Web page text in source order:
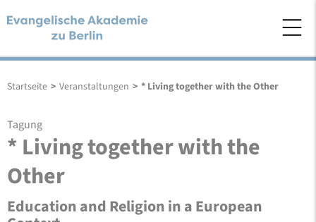
Startseite > Veranstaltungen > * Living together with the Other
Tagung
* Living together with the
Other
Education and Religion in a European